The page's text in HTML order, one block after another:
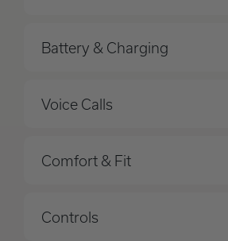
Battery & Charging
Voice Calls
Comfort & Fit
Controls